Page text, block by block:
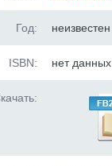
Год: неизвестен
ISBN: нет данных